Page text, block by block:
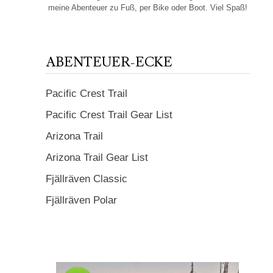
meine Abenteuer zu Fuß, per Bike oder Boot. Viel Spaß!
ABENTEUER-ECKE
Pacific Crest Trail
Pacific Crest Trail Gear List
Arizona Trail
Arizona Trail Gear List
Fjällräven Classic
Fjällräven Polar